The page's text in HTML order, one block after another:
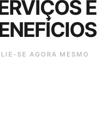
E
SE AGORA MESMO